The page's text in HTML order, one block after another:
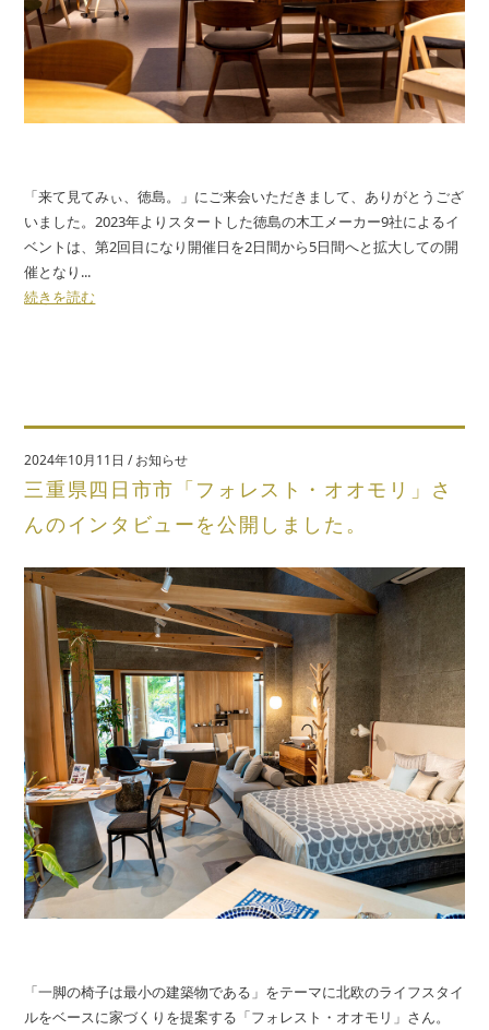
「来て見てみぃ、徳島。」にご来会いただきまして、ありがとうござ
いました。2023年よりスタートした徳島の木工メーカー9社によるイ
ベントは、第2回目になり開催日を2日間から5日間へと拡大しての開
催となり...
続きを読む
2024年10月11日 /お知らせ
三重県四日市市「フォレスト・オオモリ」さ
んのインタビューを公開しました。
「一脚の椅子は最小の建築物である」をテーマに北欧のライフスタイ
ルをベースに家づくりを提案する「フォレスト・オオモリ」さん。